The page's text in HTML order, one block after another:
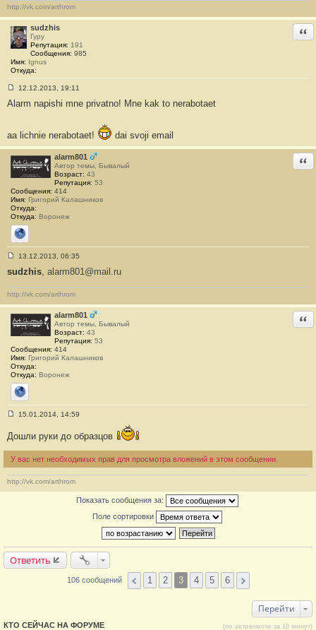
#
http://vk.com/arthrom
sudzhis
Гуру
Репутация: 191
Сообщения: 985
Имя: Ignus
Откуда:
о
е
н
е
#
5
12.12.2013, 19:11
Alarm napishi mne privatno! Mne kak to nerabotaet
aa lichnie nerabotaet! dai svoji email
alarm801
Автор темы, Бывалый
Возраст: 43
Репутация: 53
Сообщения: 414
Имя: Григорий Калашников
Откуда:
Откуда: Воронеж
Сайт
о
б
щ
е
н
и
#
5
9
13.12.2013, 06:35
sudzhis alarm801@mail.ru
http://vk.com/arthrom
alarm801
Автор темы, Бывалый
Возраст: 43
Репутация: 53
Сообщения: 414
Имя: Григорий Калашников
Откуда:
Откуда: Воронеж
Сайт
о
е
и
15.01.2014, 14:59
Дошли руки до образцов
У вас нет необходимых прав для просмотра вложений в этом сообщении.
http://vk.com/arthrom
Показать сообщения за:
Поле сортировки
Ответить
106 сообщений 1 2 3 4 5 6
Перейти
КТО СЕЙЧАС НА ФОРУМЕ (по активности за 10 минут)